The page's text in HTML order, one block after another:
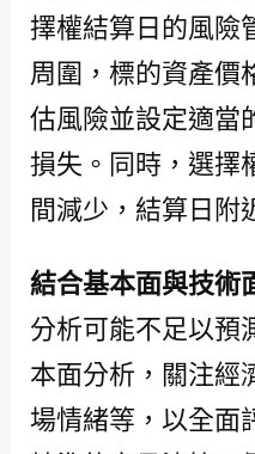
擇權結算日的風險
周圍，標的資產價
估風險並設定適當
損失。同時，選擇
間減少，結算日附
結合基本面與技術
分析可能不足以預
本面分析，關注經
場情緒等，以全面